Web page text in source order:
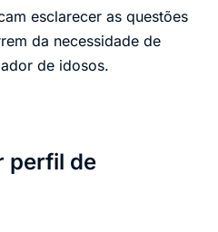
esclarecer as questões
da necessidade de
de idosos.
perfil de